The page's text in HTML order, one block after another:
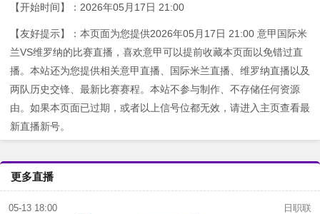
【开始时间】：2026年05月17日 21:00
【友好提示】：本页面为您提供2026年05月17日 21:00 意甲国际米
兰VS维罗纳的比赛直播，喜欢意甲可以提前收藏本页面以免错过直
播。本站还为您提供相关意甲直播、国际米兰直播、维罗纳直播以及
两队历史交锋、最新比赛赛程。本站不参与制作、不存储任何资源
由。如果本页面已过期，或者以上信号位都无效，请进入主页查看最
新直播新号。
更多直播
05-13 18:00
日职联